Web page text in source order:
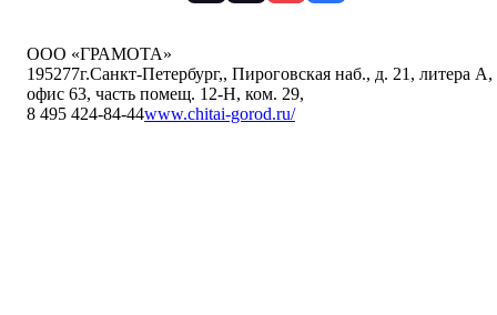
ООО «ГРАМОТА»
195277г.Санкт-Петербург,, Пироговская наб., д. 21, литера А,
офис 63, часть помещ. 12-Н, ком. 29,
8 495 424-84-44www.chitai-gorod.ru/